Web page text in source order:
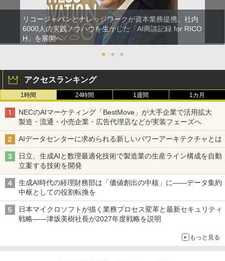
リコージャパンとナレッジワークが資本業務提携、社内
6000人の実践ノウハウを生かした「AI商談記録 for RICO
H」を展開へ
●
● ●
アクセスランキング
1時間 24時間 1週間 1カ月
NECのAIマーケティング「BestMove」が大手企業で活用拡大
製造・流通・小売企業・広告代理店などが実装フェーズへ
AIデータセンターに求められる新しいパワーアーキテクチャとは
日立、生成AIと数理最適化技術で製造業の生産ライン構成を自動
立案する技術を開発
生成AI時代の経理財務部は「価値創出の中核」に――データ集約
中枢としての役割転換を
日本マイクロソフトが描く業務プロセス変革と最新セキュリティ
戦略――津坂美樹社長が2027年度戦略を説明
もっと見る